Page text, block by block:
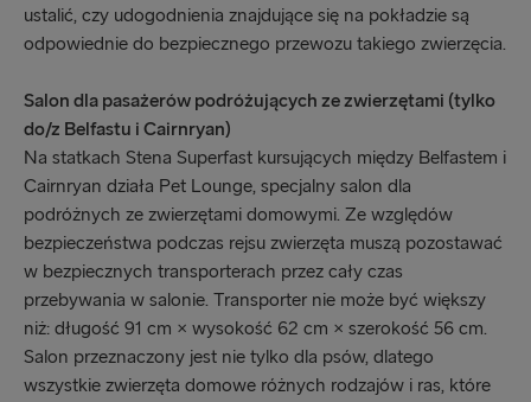
ustalić, czy udogodnienia znajdujące się na pokładzie są
odpowiednie do bezpiecznego przewozu takiego zwierzęcia.
Salon dla pasażerów podróżujących ze zwierzętami (tylko
do/z Belfastu i Cairnryan)
Na statkach Stena Superfast kursujących między Belfastem i
Cairnryan działa Pet Lounge, specjalny salon dla
podróżnych ze zwierzętami domowymi. Ze względów
bezpieczeństwa podczas rejsu zwierzęta muszą pozostawać
w bezpiecznych transporterach przez cały czas
przebywania w salonie. Transporter nie może być większy
niż: długość 91 cm × wysokość 62 cm × szerokość 56 cm.
Salon przeznaczony jest nie tylko dla psów, dlatego
wszystkie zwierzęta domowe różnych rodzajów i ras, które